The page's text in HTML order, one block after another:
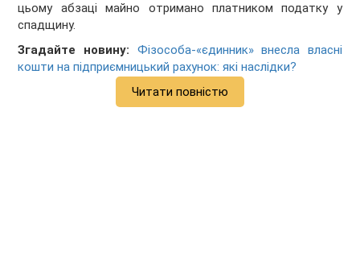
цьому абзаці майно отримано платником податку у
спадщину.
Згадайте новину:
Фізособа-«єдинник» внесла власні
кошти на підприємницький рахунок: які наслідки?
Читати повністю